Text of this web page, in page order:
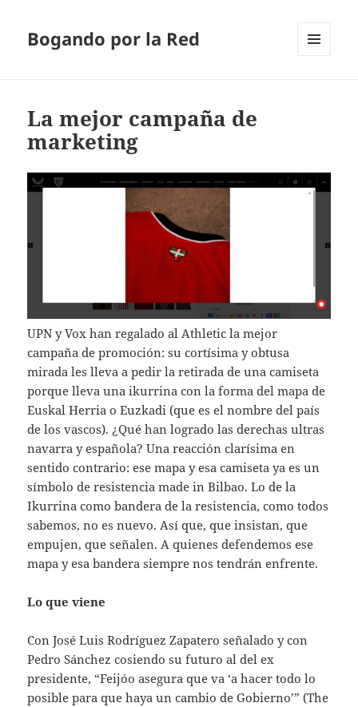
Bogando por la Red
La mejor campaña de
marketing
UPN y Vox han regalado al Athletic la mejor
campaña de promoción: su cortísima y obtusa
mirada les lleva a pedir la retirada de una camiseta
porque lleva una ikurrina con la forma del mapa de
Euskal Herria o Euzkadi (que es el nombre del país
de los vascos). ¿Qué han logrado las derechas ultras
navarra y española? Una reacción clarísima en
sentido contrario: ese mapa y esa camiseta ya es un
símbolo de resistencia made in Bilbao. Lo de la
Ikurrina como bandera de la resistencia, como todos
sabemos, no es nuevo. Así que, que insistan, que
empujen, que señalen. A quienes defendemos ese
mapa y esa bandera siempre nos tendrán enfrente.
Lo que viene
Con José Luis Rodríguez Zapatero señalado y con
Pedro Sánchez cosiendo su futuro al del ex
presidente, “Feijóo asegura que va ‘a hacer todo lo
posible para que haya un cambio de Gobierno’” (The